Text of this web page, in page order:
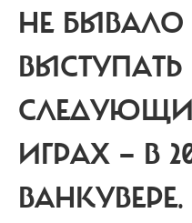
НЕ БЫВАЛО
ИГРАХ — В